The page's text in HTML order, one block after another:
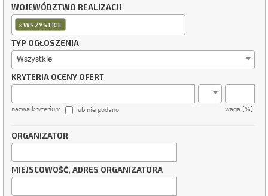
WOJEWÓDZTWO REALIZACJI
×WSZYSTKIE
TYP OGŁOSZENIA
Wszystkie
KRYTERIA OCENY OFERT
nazwa kryterium waga [%]
lub nie podano
ORGANIZATOR
MIEJSCOWOŚĆ, ADRES ORGANIZATORA